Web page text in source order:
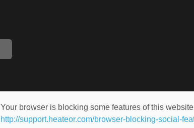
Your browser is blocking some features of this
http://support.heateor.com/browser-blocking-social-